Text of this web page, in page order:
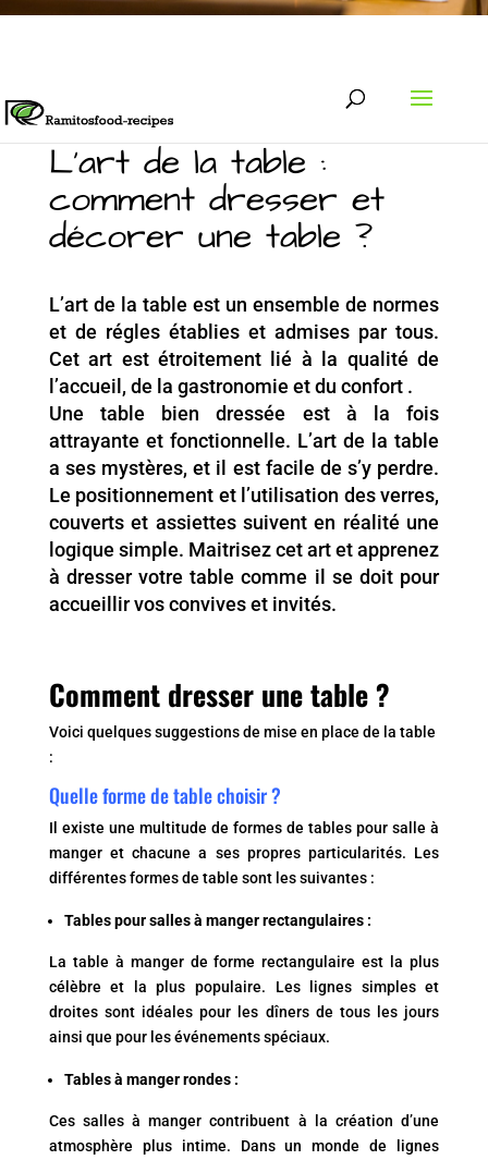
+213.657 454 216
L’art de la table :
comment dresser et
décorer une table ?
L’art de la table est un ensemble de normes
et de régles établies et admises par tous.
Cet art est étroitement lié à la qualité de
l’accueil, de la gastronomie et du confort .
Une table bien dressée est à la fois
attrayante et fonctionnelle. L’art de la table
a ses mystères, et il est facile de s’y perdre.
Le positionnement et l’utilisation des verres,
couverts et assiettes suivent en réalité une
logique simple. Maitrisez cet art et apprenez
à dresser votre table comme il se doit pour
accueillir vos convives et invités.
Comment dresser une table ?
Voici quelques suggestions de mise en place de la table
:
Quelle forme de table choisir ?
Il existe une multitude de formes de tables pour salle à
manger et chacune a ses propres particularités. Les
différentes formes de table sont les suivantes :
Tables pour salles à manger rectangulaires :
La table à manger de forme rectangulaire est la plus
célèbre et la plus populaire. Les lignes simples et
droites sont idéales pour les dîners de tous les jours
ainsi que pour les événements spéciaux.
Tables à manger rondes :
Ces salles à manger contribuent à la création d’une
atmosphère plus intime. Dans un monde de lignes